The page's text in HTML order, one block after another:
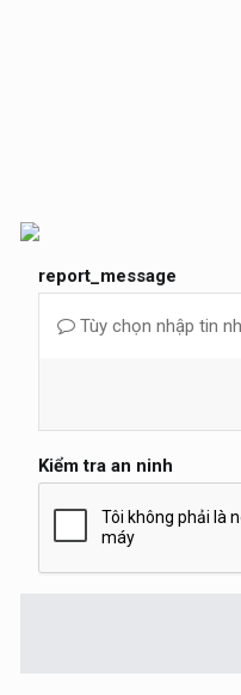
report_message
Tùy chọn nhập tin
Kiểm tra an ninh